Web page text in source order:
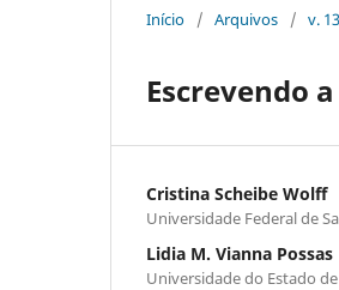
Início / Arquivos / v.
Escrevendo
Cristina Scheibe Wolff
Universidade Federal de
Lidia M. Vianna Possas
Universidade do Estado